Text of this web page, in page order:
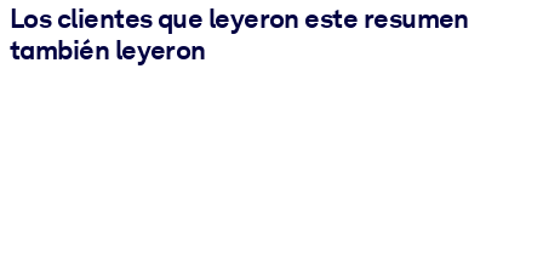
Los clientes que leyeron este resumen
también leyeron